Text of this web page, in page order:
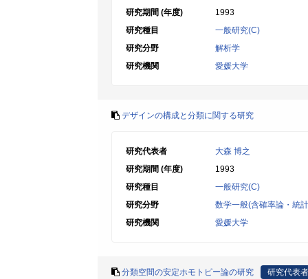
研究期間 (年度)
1993
研究種目
一般研究(C)
研究分野
解析学
研究機関
愛媛大学
デザインの構成と分類に関する研究
研究代表者
大森 博之
研究期間 (年度)
1993
研究種目
一般研究(C)
研究分野
数学一般(含確率論・統
研究機関
愛媛大学
分類空間の安定ホモトピー論の研究 研究代表者